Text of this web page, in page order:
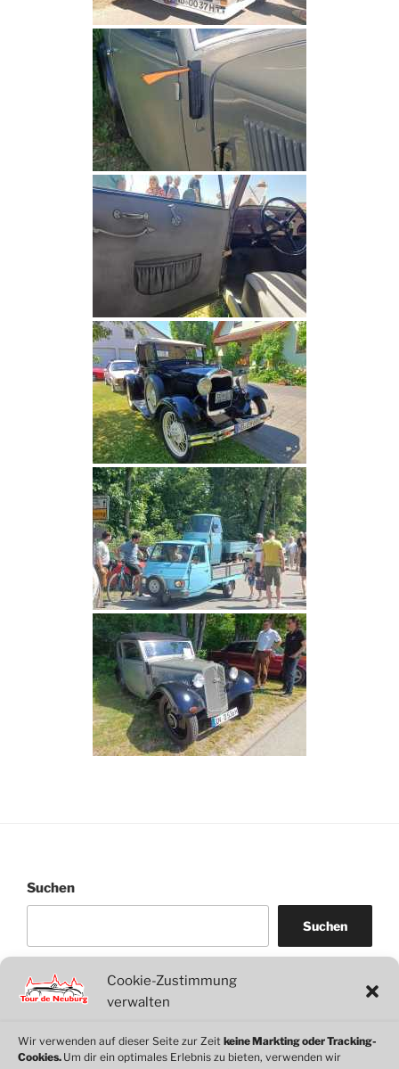
Cookie-Zustimmung
verwalten
Wir verwenden auf dieser Seite zur Zeit keine Markting oder Tracking-
Cookies. Um dir ein optimales Erlebnis zu bieten, verwenden wir
Suchen
Suchen
WordPress
WhatsApp
Facebook
Link
© 2026 Motorclub Neuburg e.V.